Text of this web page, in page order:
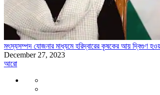
মৎস্যসম্পদ যোজনার মাধ্যমে হরিদ্বারের কৃষকের আয় দ্বিগুণ
December 27, 2023
আরো